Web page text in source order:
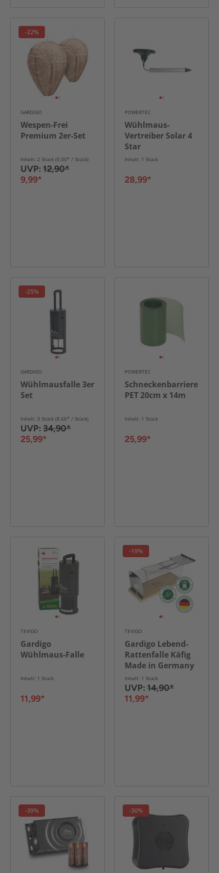
-22%
GARDIGO
Wespen-Frei
Premium 2er-Set
Inhalt: 2 Stück (5,00* / Stück)
UVP: 12,90*
9,99*
POWERTEC
Wühlmaus-
Vertreiber Solar 4
Star
Inhalt: 1 Stück
28,99*
-25%
GARDIGO
Wühlmausfalle 3er
Set
Inhalt: 3 Stück (8,66* / Stück)
UVP: 34,90*
25,99*
POWERTEC
Schneckenbarriere
PET 20cm x 14m
Inhalt: 1 Stück
25,99*
TEVIGO
Gardigo
Wühlmaus-Falle
Inhalt: 1 Stück
11,99*
-19%
TEVIGO
Gardigo Lebend-
Rattenfalle Käfig
Made in Germany
Inhalt: 1 Stück
UVP: 14,90*
11,99*
-39% -30%